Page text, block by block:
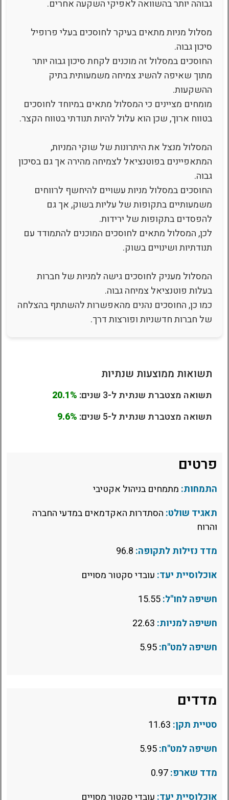
גבוהה יותר בהשוואה לאפיקי השקעה אחרים.
מסלול מניות מתאים בעיקר לחוסכים בעלי פרופיל
סיכון גבוה.
החוסכים במסלול זה מוכנים לקחת סיכון גבוה יותר
מתוך שאיפה להשיג צמיחה משמעותית בתיק
ההשקעות.
מומחים מציינים כי המסלול מתאים במיוחד לחוסכים
בטווח ארוך, שכן הוא עלול להיות תנודתי בטווח הקצר.
המסלול מנצל את היתרונות של שוקי המניות,
המתאפיינים בפוטנציאל לצמיחה מהירה אך גם בסיכון
גבוה.
החוסכים במסלול מניות עשויים להיחשף לרווחים
משמעותיים בתקופות של עליות בשוק, אך גם
להפסדים בתקופות של ירידות.
לכן, המסלול מתאים לחוסכים המוכנים להתמודד עם
תנודתיות ושינויים בשוק.
המסלול מעניק לחוסכים גישה למניות של חברות
בעלות פוטנציאל צמיחה גבוה.
כמו כן, החוסכים נהנים מהאפשרות להשתתף בהצלחה
של חברות חדשניות ופורצות דרך.
תשואות ממוצעות שנתיות
תשואה מצטברת שנתית ל-3 שנים:
20.1%
תשואה מצטברת שנתית ל-5 שנים:
9.6%
פרטים
התמחות: מתמחים בניהול אקטיבי
תאגיד שולט: הסתדרות האקדמאים במדעי החברה
והרוח
מדד נזילות לתקופה:
אוכלוסיית יעד: עובדי סקטור מסויים
חשיפה לחו"ל:
חשיפה למניות:
חשיפה למט"ח:
מדדים
סטיית תקן:
חשיפה למט"ח:
מדד שארפ: